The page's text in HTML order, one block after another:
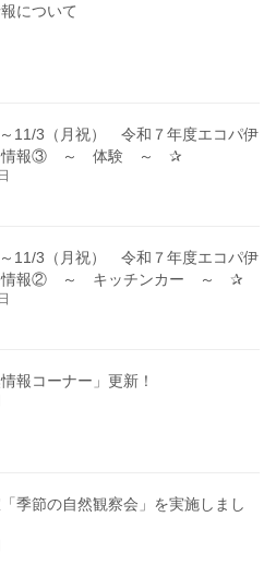
について
11/3（月祝） 令和７年度エコパ伊
祭情報③ ～ 体験 ～ ✰
11/3（月祝） 令和７年度エコパ伊
情報② ～ キッチンカー ～ ✰
報コーナー」更新！
季節の自然観察会」を実施しまし